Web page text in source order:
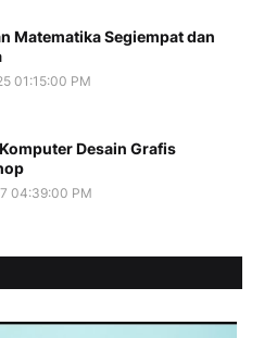
Matematika Segiempat dan
01:15:00 PM
Desain Grafis
04:39:00 PM